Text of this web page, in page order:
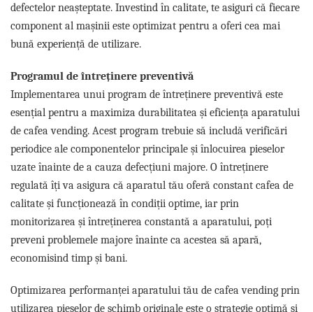
defectelor neașteptate. Investind în calitate, te asiguri că fiecare
component al mașinii este optimizat pentru a oferi cea mai
bună experiență de utilizare.
Programul de întreținere preventivă
Implementarea unui program de întreținere preventivă este
esențial pentru a maximiza durabilitatea și eficiența aparatului
de cafea vending. Acest program trebuie să includă verificări
periodice ale componentelor principale și înlocuirea pieselor
uzate înainte de a cauza defecțiuni majore. O întreținere
regulată îți va asigura că aparatul tău oferă constant cafea de
calitate și funcționează în condiții optime, iar prin
monitorizarea și întreținerea constantă a aparatului, poți
preveni problemele majore înainte ca acestea să apară,
economisind timp și bani.
Optimizarea performanței aparatului tău de cafea vending prin
utilizarea pieselor de schimb originale este o strategie optimă și